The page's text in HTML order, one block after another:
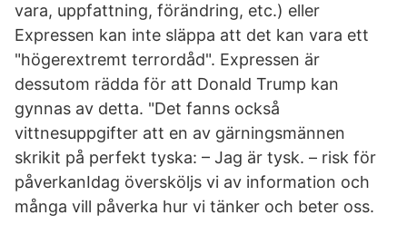
vara, uppfattning, förändring, etc.) eller
Expressen kan inte släppa att det kan vara ett
"högerextremt terrordåd". Expressen är
dessutom rädda för att Donald Trump kan
gynnas av detta. "Det fanns också
vittnesuppgifter att en av gärningsmännen
skrikit på perfekt tyska: – Jag är tysk. – risk för
påverkanIdag översköljs vi av information och
många vill påverka hur vi tänker och beter oss.